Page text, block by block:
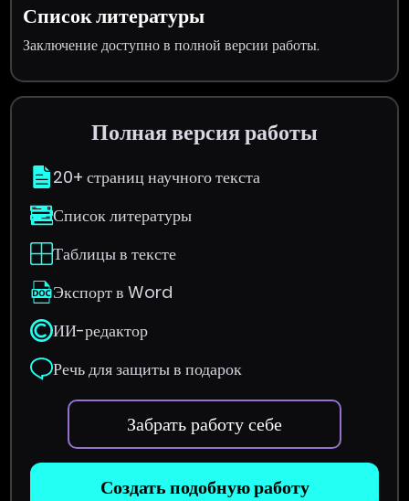
Список литературы
Заключение доступно в полной версии работы.
Полная версия работы
20+ страниц научного текста
Список литературы
Таблицы в тексте
Экспорт в Word
ИИ-редактор
Речь для защиты в подарок
Забрать работу себе
Создать подобную работу